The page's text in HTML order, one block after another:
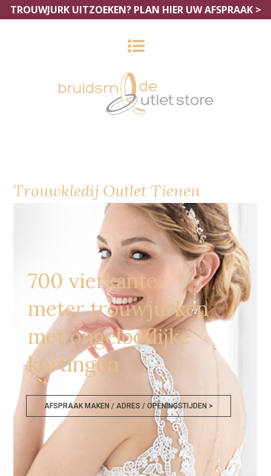
TROUWJURK UITZOEKEN? PLAN HIER UW AFSPRAAK >
Trouwkledij Outlet Tienen
700 vierkante
meter trouwjurken
met ongelooflijke
kortingen
AFSPRAAK MAKEN / ADRES / OPENINGSTIJDEN >